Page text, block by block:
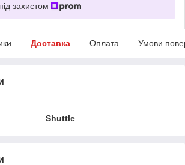
захистом
Доставка Оплата Умови
Shuttle